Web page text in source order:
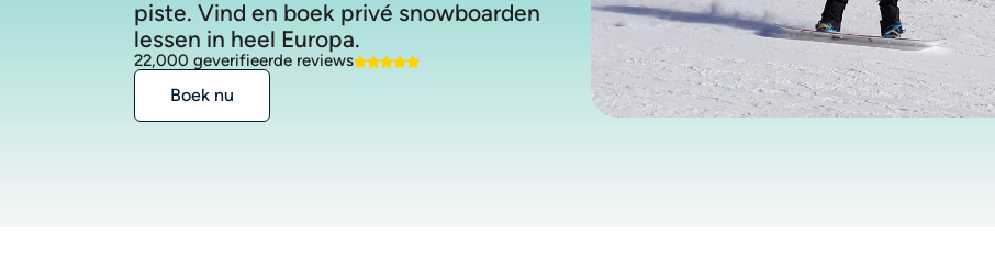
piste. Vind en boek privé snowboarden
lessen in heel Europa.
22,000 geverifieerde reviews
Boek nu